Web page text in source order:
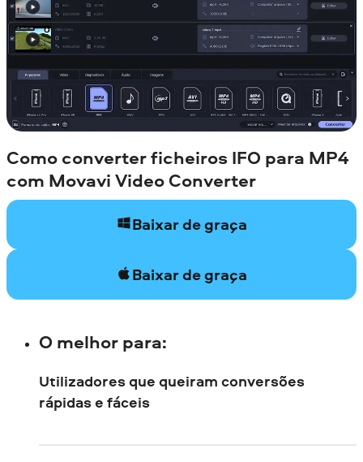
Como converter ficheiros IFO para MP4
com Movavi Video Converter
Baixar de graça
Baixar de graça
O melhor para:
Utilizadores que queiram conversões
rápidas e fáceis